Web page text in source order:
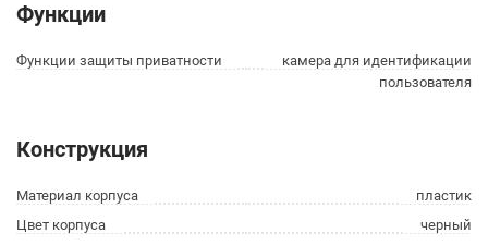
Функции
Функции защиты приватности
камера для идентификации
пользователя
Конструкция
Материал корпуса
пластик
Цвет корпуса
черный